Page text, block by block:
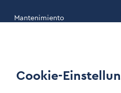
Mantenimiento
Cookie-